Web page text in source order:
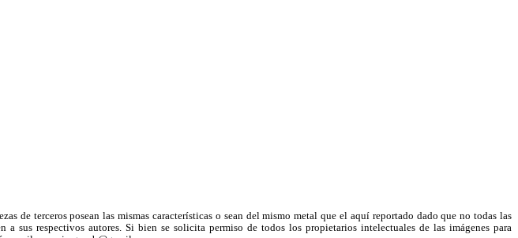
de terceros posean las mismas características o sean del mismo metal que el aquí reportado dado que no todas las
sus respectivos autores. Si bien se solicita permiso de todos los propietarios intelectuales de las imágenes para